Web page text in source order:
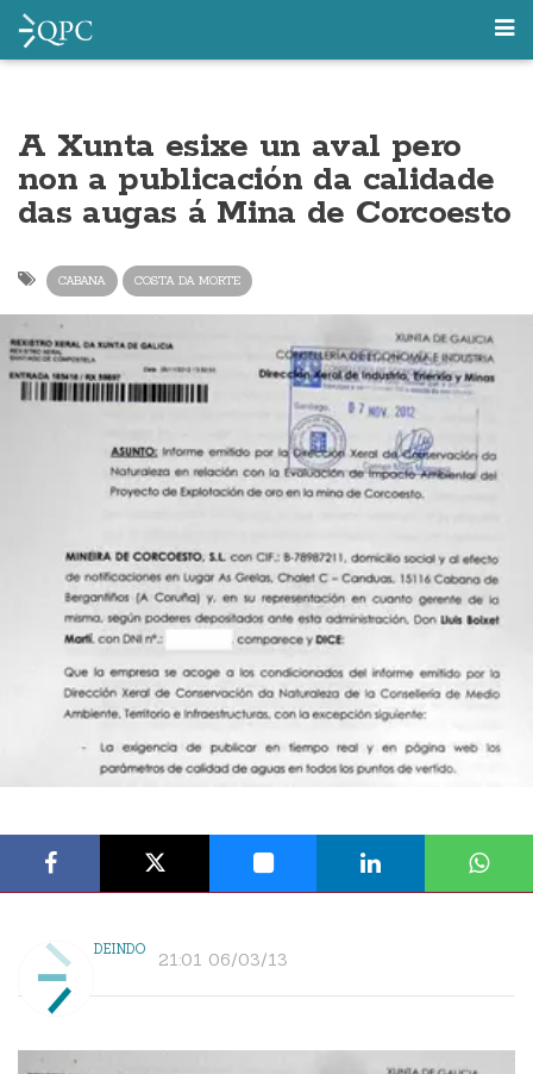
A Xunta esixe un aval pero
non a publicación da calidade
das augas á Mina de Corcoesto
CABANA COSTA DA MORTE
DEINDO 21:01 06/03/13